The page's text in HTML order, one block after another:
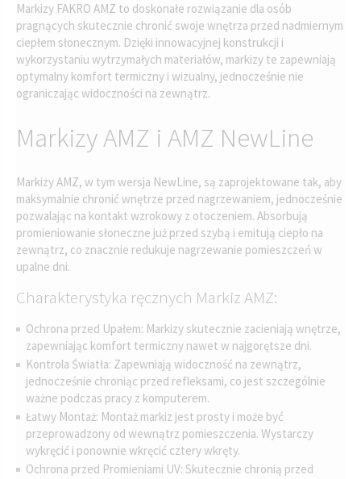
Markizy FAKRO AMZ to doskonałe rozwiązanie dla osób
pragnących skutecznie chronić swoje wnętrza przed nadmiernym
ciepłem słonecznym. Dzięki innowacyjnej konstrukcji i
wykorzystaniu wytrzymałych materiałów, markizy te zapewniają
optymalny komfort termiczny i wizualny, jednocześnie nie
ograniczając widoczności na zewnątrz.
Markizy AMZ i AMZ NewLine
Markizy AMZ, w tym wersja NewLine, są zaprojektowane tak, aby
maksymalnie chronić wnętrze przed nagrzewaniem, jednocześnie
pozwalając na kontakt wzrokowy z otoczeniem. Absorbują
promieniowanie słoneczne już przed szybą i emitują ciepło na
zewnątrz, co znacznie redukuje nagrzewanie pomieszczeń w
upalne dni.
Charakterystyka ręcznych Markiz AMZ:
Ochrona przed Upałem: Markizy skutecznie zacieniają wnętrze,
zapewniając komfort termiczny nawet w najgorętsze dni.
Kontrola Światła: Zapewniają widoczność na zewnątrz,
jednocześnie chroniąc przed refleksami, co jest szczególnie
ważne podczas pracy z komputerem.
Łatwy Montaż: Montaż markiz jest prosty i może być
przeprowadzony od wewnątrz pomieszczenia. Wystarczy
wykręcić i ponownie wkręcić cztery wkręty.
Ochrona przed Promieniami UV: Skutecznie chronią przed